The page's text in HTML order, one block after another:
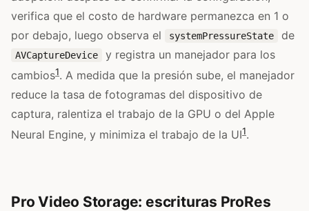
verifica que el costo de hardware permanezca en 1 o
por debajo, luego observa el
systemPressureState de
AVCaptureDevice
y registra un manejador para los
cambios1. A medida que la presión sube, el manejador
reduce la tasa de fotogramas del dispositivo de
captura, ralentiza el trabajo de la GPU o del Apple
Neural Engine, y minimiza el trabajo de la UI1.
Pro Video Storage: escrituras ProRes